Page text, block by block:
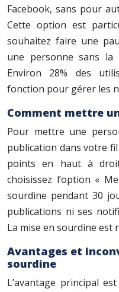
Facebook, sans pour
Cette option est
souhaitez faire une
une personne sans la
Environ 28% des
fonction pour gérer les
Comment mettre
Pour mettre une
publication dans votre
points en haut à
choisissez l’option «
sourdine pendant 30
publications ni ses
La mise en sourdine est
Avantages et
sourdine
L’avantage principal